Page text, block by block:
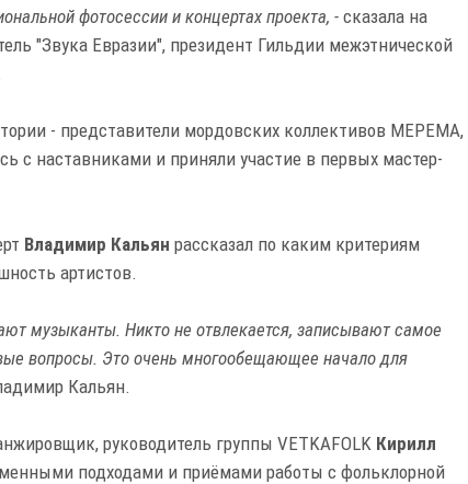
фотосессии и концертах проекта, - сказала на
"Звука Евразии", президент Гильдии межэтнической
- представители мордовских коллективов МЕРЕМА,
с наставниками и приняли участие в первых мастер-
Владимир Кальян рассказал по каким критериям
артистов.
музыканты. Никто не отвлекается, записывают самое
вопросы. Это очень многообещающее начало для
Кальян.
руководитель группы VETKAFOLK Кирилл
подходами и приёмами работы с фольклорной